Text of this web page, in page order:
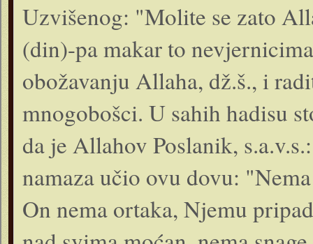
Uzvišenog: "Molite se zato
(din)-pa makar to
obožavanju Allaha, dž.š., i
mnogobošci. U sahih hadisu
da je Allahov Poslanik,
namaza učio ovu dovu:
On nema ortaka, Njemu